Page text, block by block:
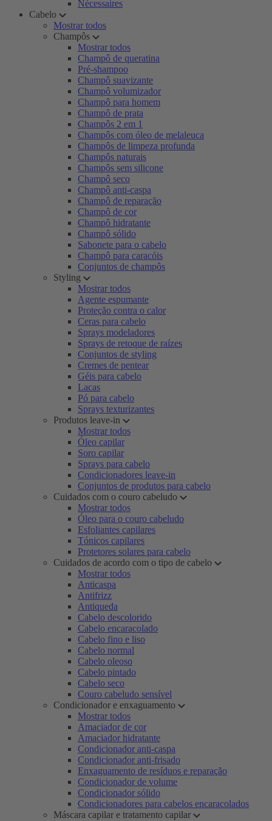
Nécessaires
Cabelo
Mostrar todos
Champôs
Mostrar todos
Champô de queratina
Pré-shampoo
Champô suavizante
Champô volumizador
Champô para homem
Champô de prata
Champôs 2 em 1
Champôs com óleo de melaleuca
Champôs de limpeza profunda
Champôs naturais
Champôs sem silicone
Champô seco
Champô anti-caspa
Champô de reparação
Champô de cor
Champô hidratante
Champô sólido
Sabonete para o cabelo
Champô para caracóis
Conjuntos de champôs
Styling
Mostrar todos
Agente espumante
Proteção contra o calor
Ceras para cabelo
Sprays modeladores
Sprays de retoque de raízes
Conjuntos de styling
Cremes de pentear
Géis para cabelo
Lacas
Pó para cabelo
Sprays texturizantes
Produtos leave-in
Mostrar todos
Óleo capilar
Soro capilar
Sprays para cabelo
Condicionadores leave-in
Conjuntos de produtos para cabelo
Cuidados com o couro cabeludo
Mostrar todos
Óleo para o couro cabeludo
Esfoliantes capilares
Tónicos capilares
Protetores solares para cabelo
Cuidados de acordo com o tipo de cabelo
Mostrar todos
Anticaspa
Antifrizz
Antiqueda
Cabelo descolorido
Cabelo encaracolado
Cabelo fino e liso
Cabelo normal
Cabelo oleoso
Cabelo pintado
Cabelo seco
Couro cabeludo sensível
Condicionador e enxaguamento
Mostrar todos
Amaciador de cor
Amaciador hidratante
Condicionador anti-caspa
Condicionador anti-frisado
Enxaguamento de resíduos e reparação
Condicionador de volume
Condicionador sólido
Condicionadores para cabelos encaracolados
Máscara capilar e tratamento capilar